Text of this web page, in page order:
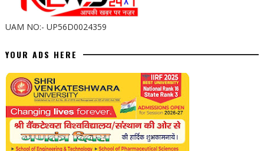
UAM NO:- UP56D0024359
YOUR ADS HERE